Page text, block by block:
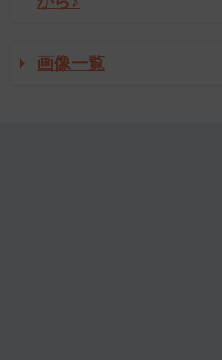
画像一覧